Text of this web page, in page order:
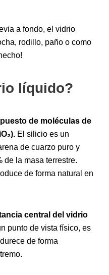
a fondo, el vidrio
rodillo, paño o como
líquido?
de moléculas de
El silicio es un
de cuarzo puro y
de la masa terrestre.
de forma natural en
central del vidrio
punto de vista físico, es
de forma